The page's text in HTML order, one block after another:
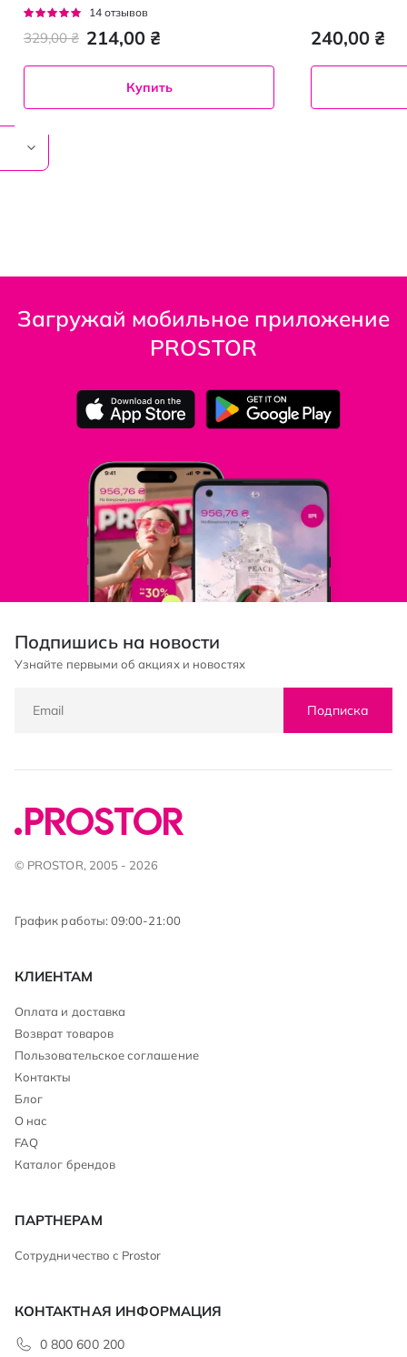
Рейтинг:
14 отзывов
214,00 ₴
329,00 ₴
Купить
240,00 ₴
Загружай мобильное приложение
PROSTOR
Подпишись на новости
Узнайте первыми об акциях и новостях
Подписка
© PROSTOR, 2005 - 2026
График работы: 09:00-21:00
КЛИЕНТАМ
Оплата и доставка
Возврат товаров
Пользовательское соглашение
Контакты
Блог
О нас
FAQ
Каталог брендов
ПАРТНЕРАМ
Сотрудничество с Prostor
КОНТАКТНАЯ ИНФОРМАЦИЯ
0 800 600 200